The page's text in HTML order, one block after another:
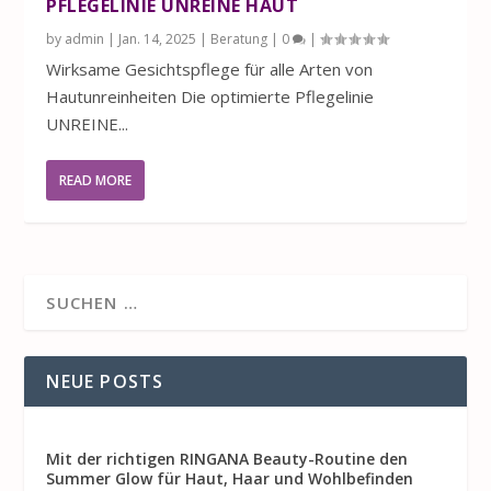
PFLEGELINIE UNREINE HAUT
by admin | Jan. 14, 2025 | Beratung | 0 |
Wirksame Gesichtspflege für alle Arten von
Hautunreinheiten Die optimierte Pflegelinie
UNREINE...
READ MORE
NEUE POSTS
Mit der richtigen RINGANA Beauty-Routine den
Summer Glow für Haut, Haar und Wohlbefinden